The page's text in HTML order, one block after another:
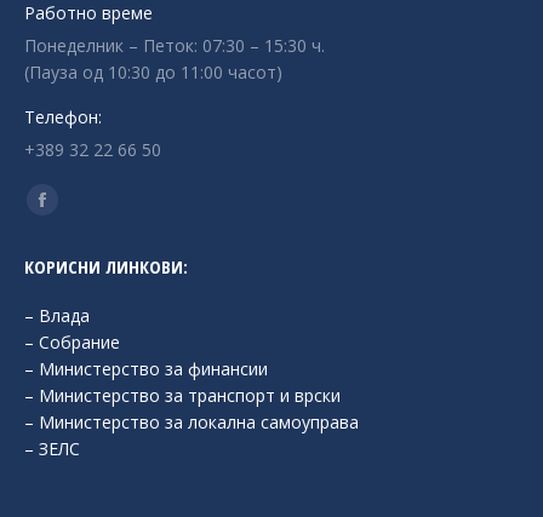
Работно време
Понеделник – Петок: 07:30 – 15:30 ч.
(Пауза од 10:30 до 11:00 часот)
Телефон:
+389 32 22 66 50
Find us on:
Facebook
opens
in
new
window
КОРИСНИ ЛИНКОВИ:
– Влада
– Собрание
– Министерство за финансии
– Министерство за транспорт и врски
– Министерство за локална самоуправа
– ЗЕЛС